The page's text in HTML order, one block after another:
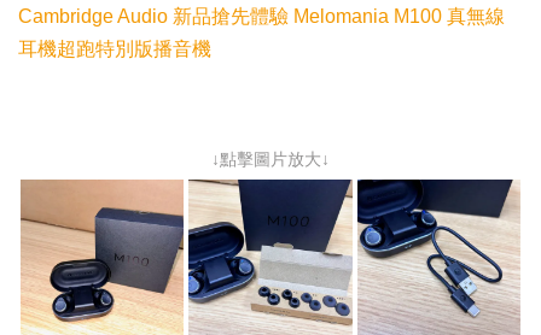
Cambridge Audio 新品搶先體驗 Melomania M100 真無線
耳機超跑特別版播音機
↓點擊圖片放大↓